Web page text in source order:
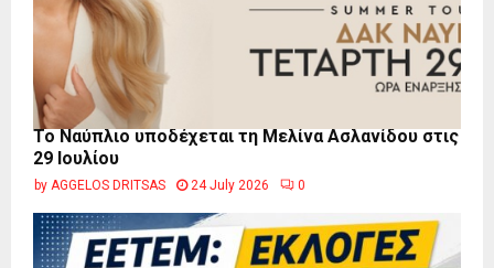
Το Ναύπλιο υποδέχεται τη Μελίνα Ασλανίδου στις
29 Ιουλίου
by AGGELOS DRITSAS 24 July 2026 0